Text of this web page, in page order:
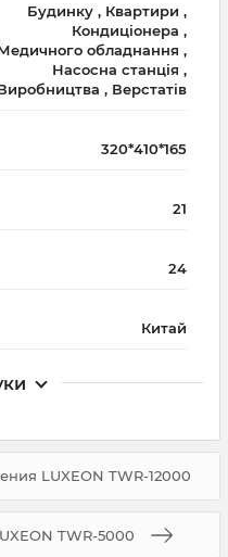
Будинку , Квартири ,
Кондиціонера ,
обладнання ,
Насосна станція ,
, Верстатів
320*410*165
21
24
Китай
LUXEON TWR-12000
TWR-5000